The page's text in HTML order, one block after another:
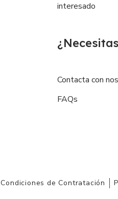
interesado
Contacta con
FAQs
Condiciones de Contratación